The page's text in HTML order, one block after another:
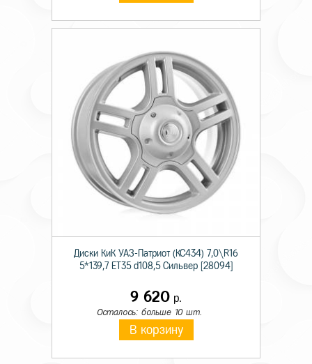
Диски КиК УАЗ-Патриот (КС434) 7,0\R16
5*139,7 ET35 d108,5 Сильвер [28094]
9 620 р.
Осталось: больше 10 шт.
В корзину